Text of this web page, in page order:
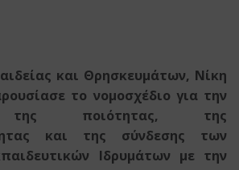
και Θρησκευμάτων, Νίκη
το νομοσχέδιο για την
της ποιότητας, της
και της σύνδεσης των
Ιδρυμάτων με την